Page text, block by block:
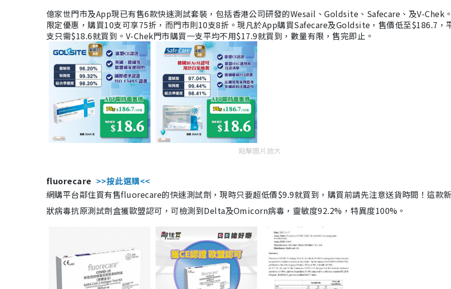
億家世門市及App現已有售6款快速測試套裝，包括香港公司研發的Wesail、Goldsite、Safecare、及V-Chek
限定優惠，購買10支可享75折，而門市則10支8折。現凡於App購買Safecare及Goldsite，售價低至$186.7，
支只需$18.6就買到。V-Chek門市購買一支平均不用$17.9就買到，數量有限，售完即止。
點擊圖片放大
fluorecare >>按此選購<<
網購平台鄰住買有售fluorecare的快速測試劑，現時只要超低價$9.9就買到，購買前請先注意送貨時間！這款
狀病毒抗原測試劑盒獲歐盟認可，可檢測到Delta及Omicorn病毒，靈敏度92.2%，特異度100%。